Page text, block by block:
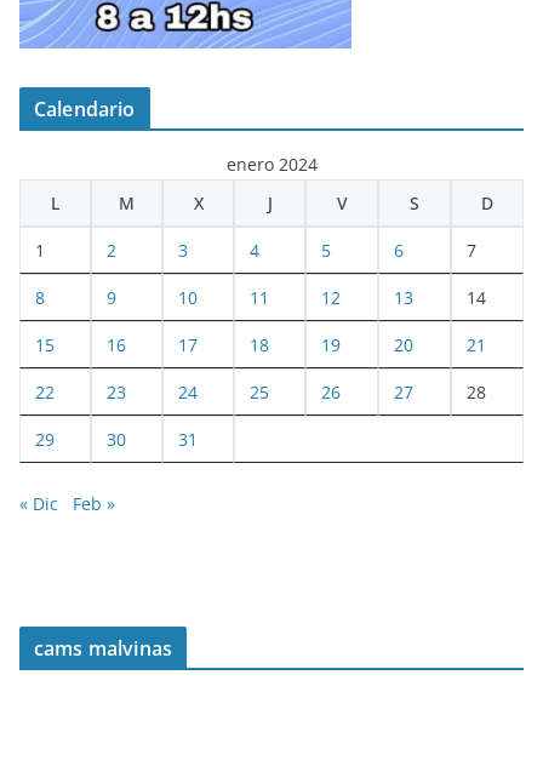
Calendario
enero 2024
L
M X J V S D
1 2 3 4 5 6 7
8 9 10 11 12 13 14
15 16 17 18 19 20 21
22 23 24 25 26 27 28
29 30 31
« Dic Feb »
cams malvinas